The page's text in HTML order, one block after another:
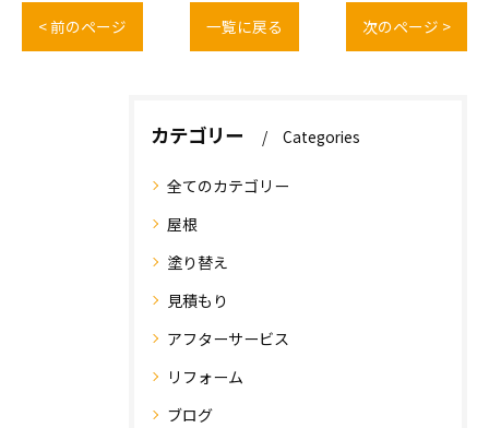
< 前のページ 一覧に戻る 次のページ >
カテゴリー Categories
全てのカテゴリー
屋根
塗り替え
見積もり
アフターサービス
リフォーム
ブログ